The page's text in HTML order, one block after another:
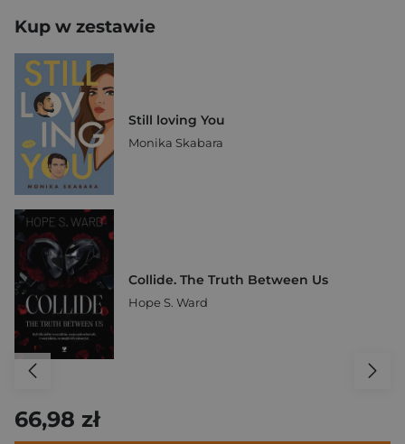
Kup w zestawie
Still loving You
Monika Skabara
Collide. The Truth Between Us
Hope S. Ward
66,98 zł